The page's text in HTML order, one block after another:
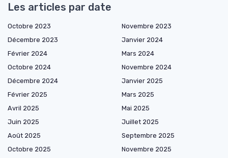
Les articles par date
Octobre 2023
Novembre 2023
Décembre 2023
Janvier 2024
Février 2024
Mars 2024
Octobre 2024
Novembre 2024
Décembre 2024
Janvier 2025
Février 2025
Mars 2025
Avril 2025
Mai 2025
Juin 2025
Juillet 2025
Août 2025
Septembre 2025
Octobre 2025
Novembre 2025